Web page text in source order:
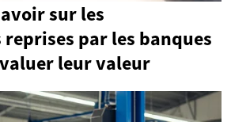
sur les
par les banques
leur valeur